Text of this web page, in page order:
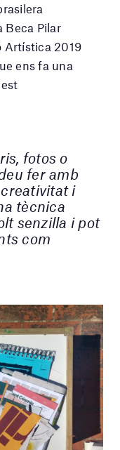
Beca Pilar
Artística 2019
ens fa una
fotos o
fer amb
i
tècnica
senzilla i pot
com